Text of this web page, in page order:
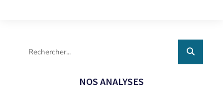
NOS ANALYSES